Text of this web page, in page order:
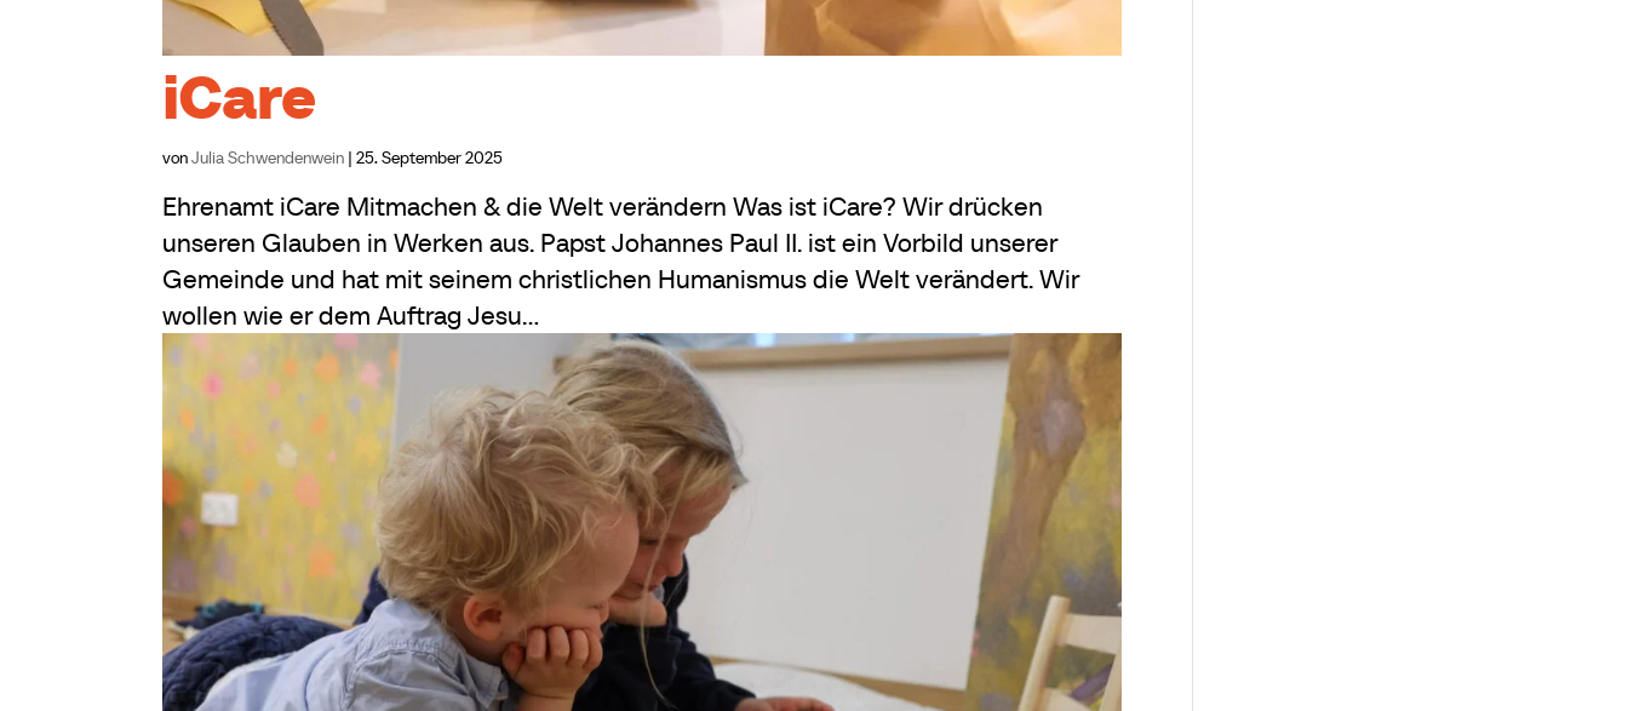
iCare
vonJulia Schwendenwein |25. September 2025
Ehrenamt iCare Mitmachen & die Welt verändern Was ist iCare? Wir drücken
unseren Glauben in Werken aus. Papst Johannes Paul II. ist ein Vorbild unserer
Gemeinde und hat mit seinem christlichen Humanismus die Welt verändert. Wir
wollen wie er dem Auftrag Jesu...